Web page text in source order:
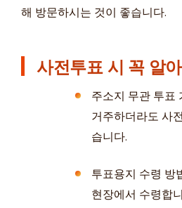
해 방문하시는 것이 좋습니다.
사전투표 시 꼭 알
주소지 무관 투표
거주하더라도 사
습니다.
투표용지 수령 방
현장에서 수령합